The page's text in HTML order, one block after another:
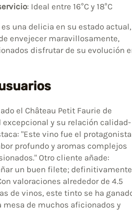
: Ideal entre 16°C y 18°C
una delicia en su estado actual,
envejecer maravillosamente,
disfrutar de su evolución
el Château Petit Faurie de
excepcional y su relación calidad-
"Este vino fue el protagonista
profundo y aromas complejos
Otro cliente añade:
un buen filete; definitivamente
valoraciones alrededor de 4.5
de vinos, este tinto se ha
mesa de muchos aficionados y